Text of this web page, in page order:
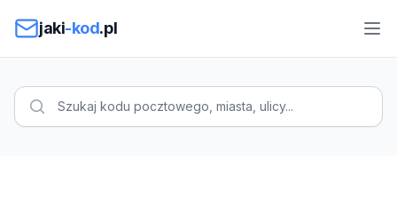
jaki-kod.pl